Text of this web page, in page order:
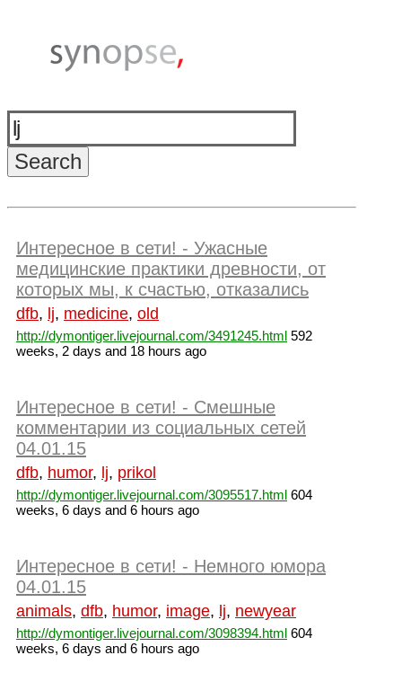
Интересное в сети! - Ужасные
медицинские практики древности, от
которых мы, к счастью, отказались
dfb, lj, medicine, old
http://dymontiger.livejournal.com/3491245.html 592
weeks, 2 days and 18 hours ago
Интересное в сети! - Смешные
комментарии из социальных сетей
04.01.15
dfb, humor, lj, prikol
http://dymontiger.livejournal.com/3095517.html 604
weeks, 6 days and 6 hours ago
Интересное в сети! - Немного юмора
04.01.15
animals, dfb, humor, image, lj, newyear
http://dymontiger.livejournal.com/3098394.html 604
weeks, 6 days and 6 hours ago